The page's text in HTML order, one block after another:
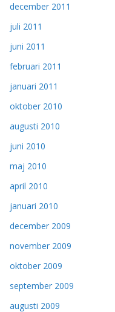
december 2011
juli 2011
juni 2011
februari 2011
januari 2011
oktober 2010
augusti 2010
juni 2010
maj 2010
april 2010
januari 2010
december 2009
november 2009
oktober 2009
september 2009
augusti 2009